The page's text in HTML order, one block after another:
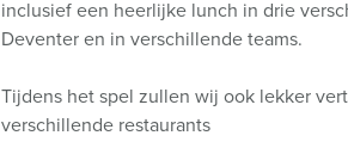
inclusief een heerlijke lunch in drie
Deventer en in verschillende teams.
Tijdens het spel zullen wij ook lekker
verschillende restaurants